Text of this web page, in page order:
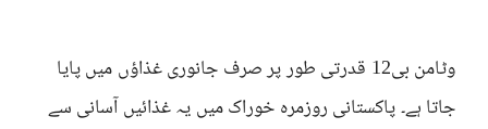
وٹامن بی12 قدرتی طور پر صرف جانوری غذاؤں میں پایا
جاتا ہے۔ پاکستانی روزمرہ خوراک میں یہ غذائیں آسانی سے